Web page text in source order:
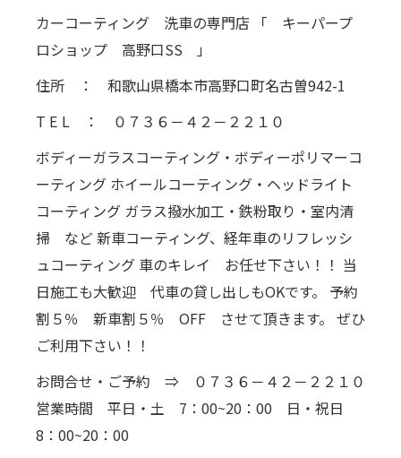
カーコーティング 洗車の専門店 「 キーパープ
ロショップ 高野口SS 」
住所 ： 和歌山県橋本市高野口町名古曽942-1
T E L ： ０７３６－４２－２２１０
ボディーガラスコーティング・ボディーポリマーコ
ーティング ホイールコーティング・ヘッドライト
コーティング ガラス撥水加工・鉄粉取り・室内清
掃 など 新車コーティング、経年車のリフレッシ
ュコーティング 車のキレイ お任せ下さい！！ 当
日施工も大歓迎 代車の貸し出しもOKです。 予約
割５％ 新車割５％ OFF させて頂きます。 ぜひ
ご利用下さい！！
お問合せ・ご予約 ⇒ ０７３６－４２－２２１０
営業時間 平日・土 7：00~20：00 日・祝日
8：00~20：00